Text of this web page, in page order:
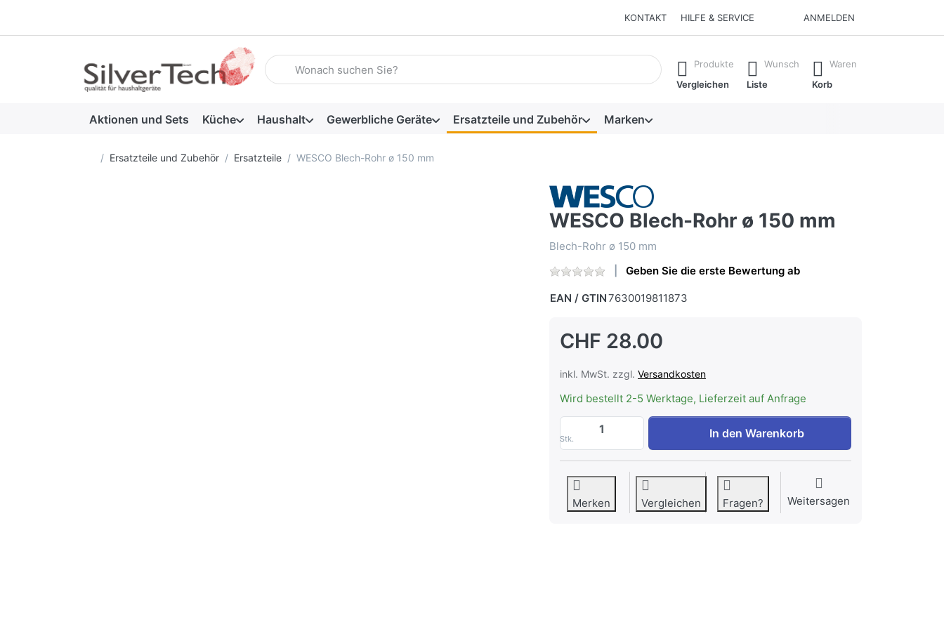
KONTAKT HILFE & SERVICE ANMELDEN
Geben Sie einen Suchbegriff ein. Während Sie tippen, erscheinen automatisch erste Ergebnisse. Drücken Sie die Eingabetaste, um alle
Produkte
Vergleichen
Wunsch
Liste
Waren
Korb
Aktionen und Sets Küche Haushalt Gewerbliche Geräte Ersatzteile und Zubehör Marken
Startseite
Ersatzteile und Zubehör Ersatzteile WESCO Blech-Rohr ø 150 mm
WESCO Blech-Rohr ø 150 mm
Blech-Rohr ø 150 mm
Geben Sie die erste Bewertung ab
EAN / GTIN7630019811873
CHF 28.00
inkl. MwSt. zzgl. Versandkosten
Wird bestellt 2-5 Werktage, Lieferzeit auf Anfrage
Stk.
WESCO Blech-Rohr ø 150 mm zu CHF 28.00, Menge 1.
In den Warenkorb
Merken Vergleichen Fragen? Weitersagen